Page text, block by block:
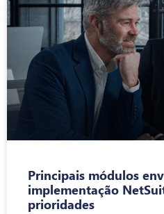
Principais módulos
implementação
prioridades